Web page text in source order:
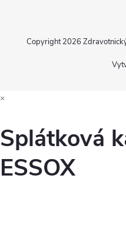
Copyright 2026
×
Splátková
ESSOX